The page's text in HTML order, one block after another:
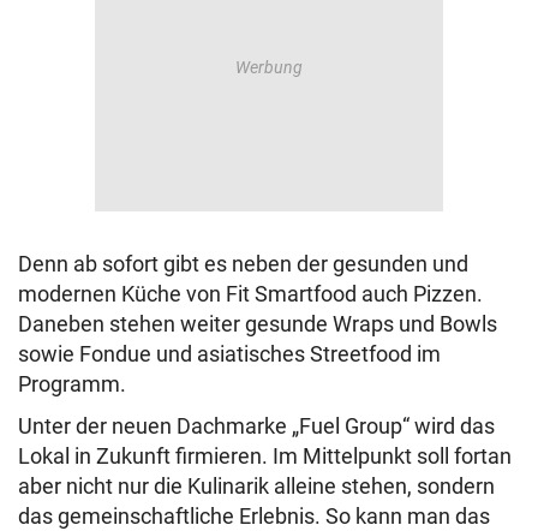
Denn ab sofort gibt es neben der gesunden und
modernen Küche von Fit Smartfood auch Pizzen.
Daneben stehen weiter gesunde Wraps und Bowls
sowie Fondue und asiatisches Streetfood im
Programm.
Unter der neuen Dachmarke „Fuel Group“ wird das
Lokal in Zukunft firmieren. Im Mittelpunkt soll fortan
aber nicht nur die Kulinarik alleine stehen, sondern
das gemeinschaftliche Erlebnis. So kann man das